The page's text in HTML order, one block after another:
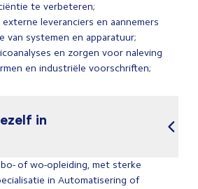
te verbeteren;
leveranciers en aannemers
van systemen en apparatuur;
en zorgen voor naleving
en industriële voorschriften;
in
of wo-opleiding, met sterke
in Automatisering of